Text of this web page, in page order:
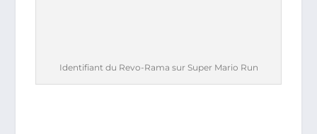
Identifiant du Revo-Rama sur Super Mario Run